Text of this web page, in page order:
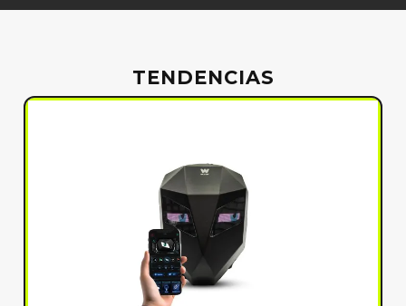
TENDENCIAS